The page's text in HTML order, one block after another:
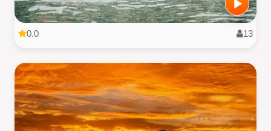
0.0 13